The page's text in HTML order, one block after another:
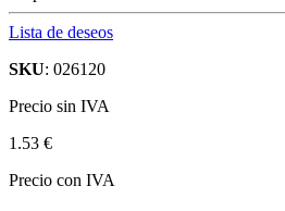
Lista de deseos
SKU: 026120
Precio sin IVA
1.53 €
Precio con IVA